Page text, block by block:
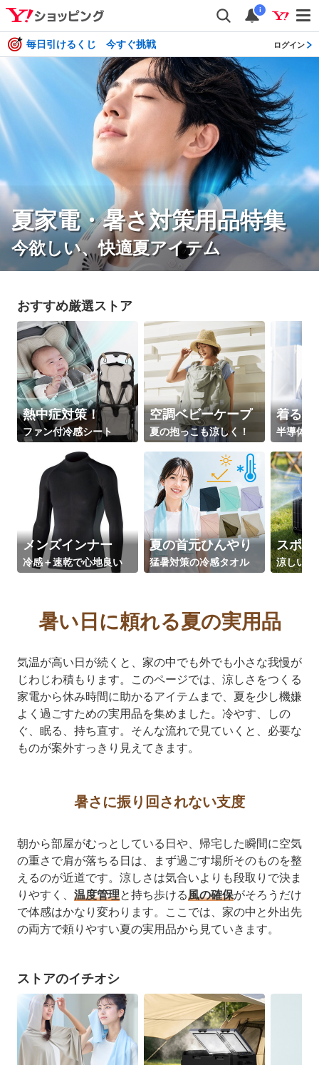
i
毎日引けるくじ 今すぐ挑戦 ログイン
夏家電・暑さ対策用品特集
今欲しい、快適夏アイテム
おすすめ厳選ストア
熱中症対策！
ファン付冷感シート
メンズインナー
冷感＋速乾で心地良い
空調ベビーケープ
夏の抱っこも涼しく！
夏の首元ひんやり
猛暑対策の冷感タオル
着る氷
半導体冷
スポッ
涼しい夏
暑い日に頼れる夏の実用品
気温が高い日が続くと、家の中でも外でも小さな我慢が
じわじわ積もります。このページでは、涼しさをつくる
家電から休み時間に助かるアイテムまで、夏を少し機嫌
よく過ごすための実用品を集めました。冷やす、しの
ぐ、眠る、持ち直す。そんな流れで見ていくと、必要な
ものが案外すっきり見えてきます。
暑さに振り回されない支度
朝から部屋がむっとしている日や、帰宅した瞬間に空気
の重さで肩が落ちる日は、まず過ごす場所そのものを整
えるのが近道です。涼しさは気合いよりも段取りで決ま
りやすく、 温度管理と持ち歩ける風の確保がそろうだけ
で体感はかなり変わります。ここでは、家の中と外出先
の両方で頼りやすい夏の実用品から見ていきます。
ストアのイチオシ